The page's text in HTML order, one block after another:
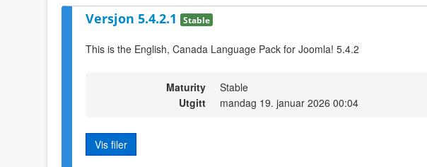
Versjon 5.4.2.1 Stable
This is the English, Canada Language Pack for Joomla! 5.4.2
Maturity
Stable
Utgitt
mandag 19. januar 2026 00:04
Vis filer